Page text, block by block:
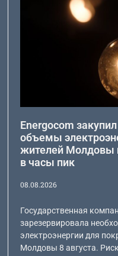
Energocom
объемы
жителей Молдовы
в часы пик
08.08.2026
Государственная
зарезервировала
электроэнергии для
Молдовы 8 августа.